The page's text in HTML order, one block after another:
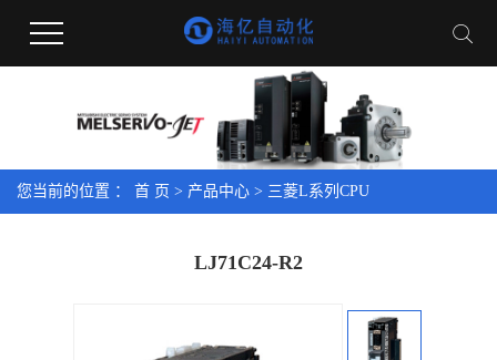
您当前的位置 ： 首 页 > 产品中心 > 三菱L系列CPU
LJ71C24-R2